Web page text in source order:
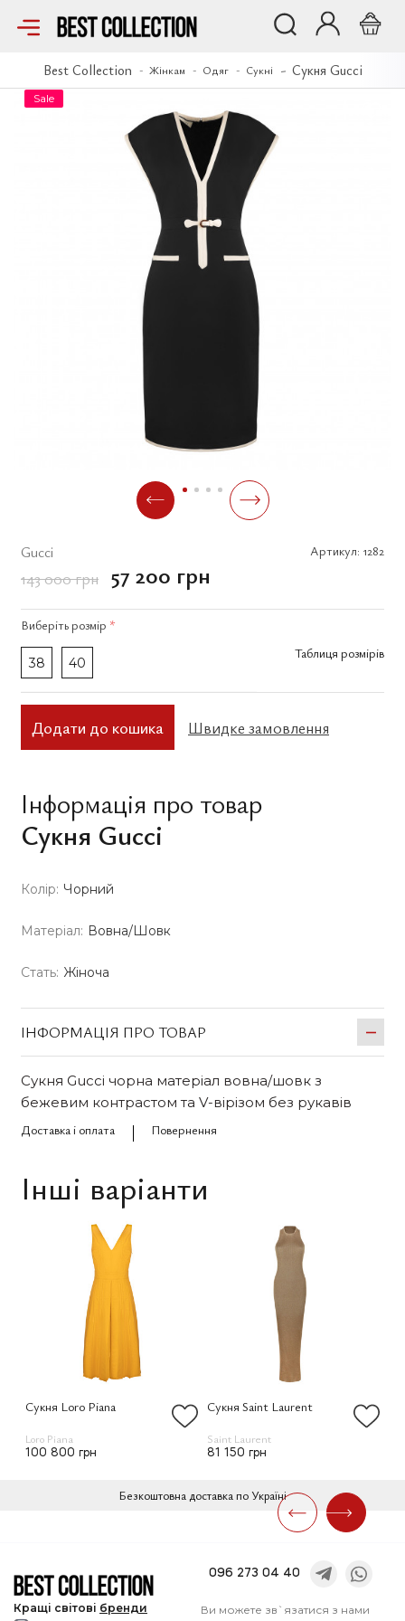
Best Collection Жінкам Одяг Сукні Сукня Gucci
Сукня Gucci
Sale
Gucci Артикул: 1282
143 000 грн 57 200 грн
Виберіть розмір *
38 40
Таблиця розмірів
Додати до кошика Швидке замовлення
Інформація про товар
Сукня Gucci
Колір: Чорний
Матеріал: Вовна/Шовк
Стать: Жіноча
ІНФОРМАЦІЯ ПРО ТОВАР
Сукня Gucci чорна матеріал вовна/шовк з
бежевим контрастом та V-вірізом без рукавів
Доставка і оплата
Повернення
Інші варіанти
Сукня Loro Piana
Loro Piana
100 800 грн
Сукня Saint Laurent
Saint Laurent
81 150 грн
Безкоштовна доставка по Україні
Кращі світові бренди
096 273 04 40
Ви можете зв`язатися з нами